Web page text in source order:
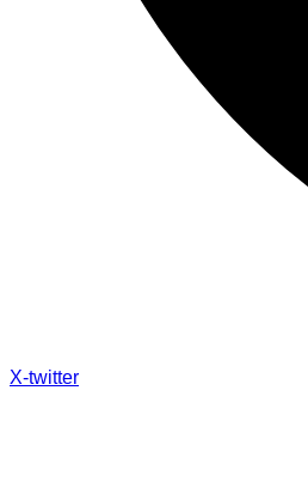
X-twitter